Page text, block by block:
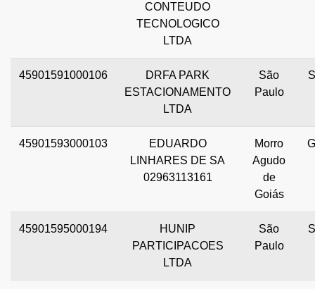
CONTEUDO
TECNOLOGICO
LTDA
45901591000106
DRFA PARK
ESTACIONAMENTO
LTDA
São
Paulo
45901593000103
EDUARDO
LINHARES DE SA
02963113161
Morro
Agudo
de
Goiás
45901595000194
HUNIP
PARTICIPACOES
LTDA
São
Paulo